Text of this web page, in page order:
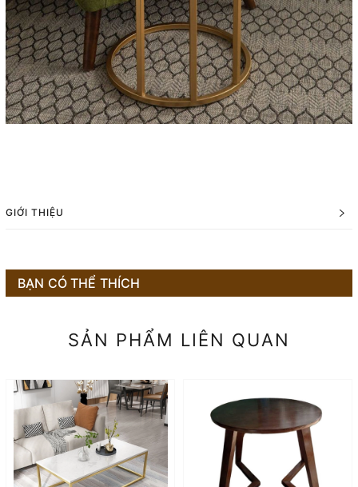
GIỚI THIỆU
BẠN CÓ THỂ THÍCH
SẢN PHẨM LIÊN QUAN